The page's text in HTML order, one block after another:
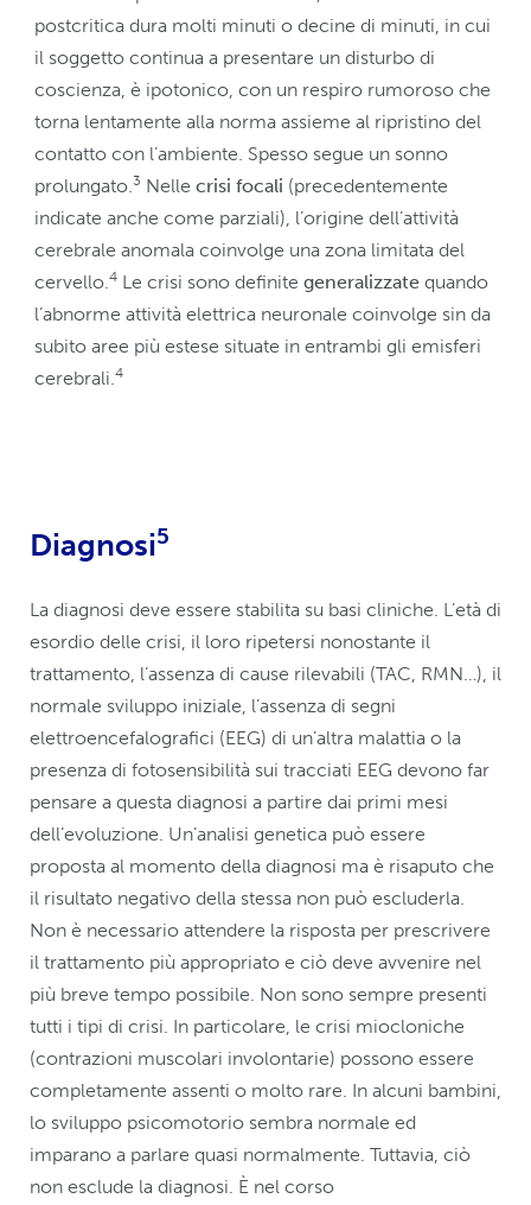
postcritica dura molti minuti o decine di minuti, in cui
il soggetto continua a presentare un disturbo di
coscienza, è ipotonico, con un respiro rumoroso che
torna lentamente alla norma assieme al ripristino del
contatto con l’ambiente. Spesso segue un sonno
prolungato.3 Nelle crisi focali (precedentemente
indicate anche come parziali), l’origine dell’attività
cerebrale anomala coinvolge una zona limitata del
cervello.4 Le crisi sono definite generalizzate quando
l’abnorme attività elettrica neuronale coinvolge sin da
subito aree più estese situate in entrambi gli emisferi
cerebrali.4
Diagnosi5
La diagnosi deve essere stabilita su basi cliniche. L’età di
esordio delle crisi, il loro ripetersi nonostante il
trattamento, l’assenza di cause rilevabili (TAC, RMN…), il
normale sviluppo iniziale, l’assenza di segni
elettroencefalografici (EEG) di un’altra malattia o la
presenza di fotosensibilità sui tracciati EEG devono far
pensare a questa diagnosi a partire dai primi mesi
dell’evoluzione. Un’analisi genetica può essere
proposta al momento della diagnosi ma è risaputo che
il risultato negativo della stessa non può escluderla.
Non è necessario attendere la risposta per prescrivere
il trattamento più appropriato e ciò deve avvenire nel
più breve tempo possibile. Non sono sempre presenti
tutti i tipi di crisi. In particolare, le crisi miocloniche
(contrazioni muscolari involontarie) possono essere
completamente assenti o molto rare. In alcuni bambini,
lo sviluppo psicomotorio sembra normale ed
imparano a parlare quasi normalmente. Tuttavia, ciò
non esclude la diagnosi. È nel corso